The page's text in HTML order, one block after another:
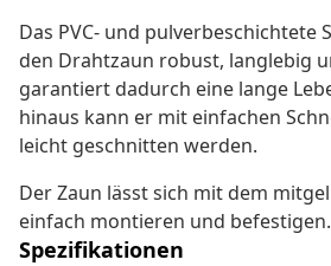
Das PVC- und pulverbeschichtete
den Drahtzaun robust, langlebig
garantiert dadurch eine lange
hinaus kann er mit einfachen
leicht geschnitten werden.
Der Zaun lässt sich mit dem
einfach montieren und befestigen.
Spezifikationen